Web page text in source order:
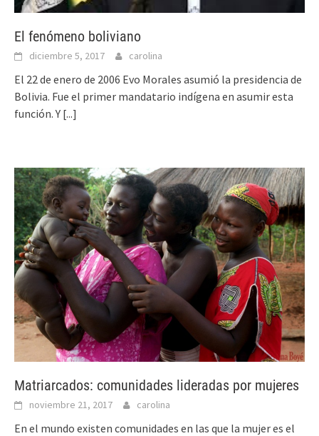
El fenómeno boliviano
diciembre 5, 2017 carolina
El 22 de enero de 2006 Evo Morales asumió la presidencia de
Bolivia. Fue el primer mandatario indígena en asumir esta
función. Y [...]
Matriarcados: comunidades lideradas por mujeres
noviembre 21, 2017 carolina
En el mundo existen comunidades en las que la mujer es el